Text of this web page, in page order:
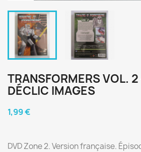
TRANSFORMERS VOL.
DÉCLIC IMAGES
1,99 €
DVD Zone 2. Version française.